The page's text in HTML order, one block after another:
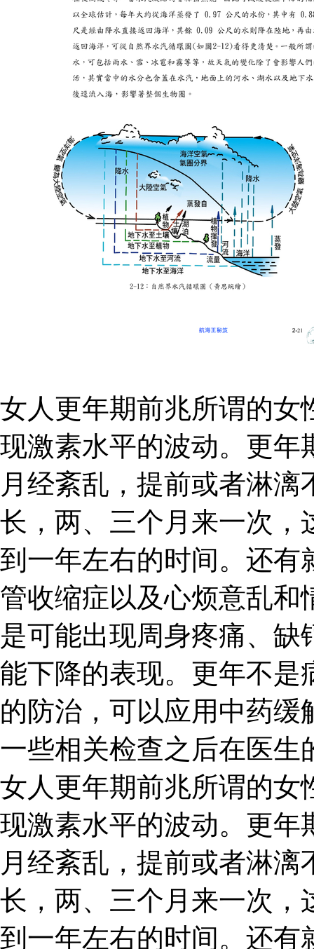
女人更年期前兆所谓的女
现激素水平的波动。更年
月经紊乱，提前或者淋
长，两、三个月来一次，
到一年左右的时间。还有
管收缩症以及心烦意乱和
是可能出现周身疼痛、
能下降的表现。更年不是
的防治，可以应用中药
一些相关检查之后在医生
女人更年期前兆所谓的女
现激素水平的波动。更年
月经紊乱，提前或者淋
长，两、三个月来一次，
到一年左右的时间。还有